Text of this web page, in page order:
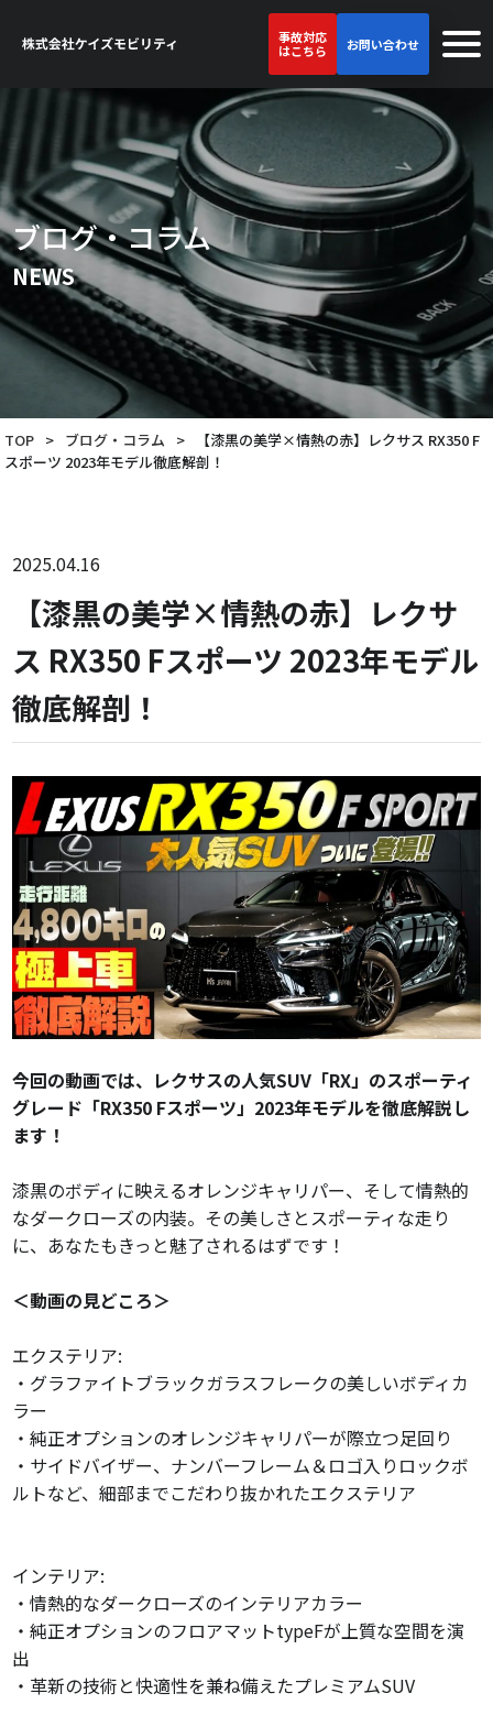
事故対応
はこちら
お問い合わせ
ブログ・コラム
NEWS
TOP > ブログ・コラム >
【漆黒の美学×情熱の赤】レクサス RX350 F
スポーツ 2023年モデル徹底解剖！
2025.04.16
【漆黒の美学×情熱の赤】レクサ
ス RX350 Fスポーツ 2023年モデル
徹底解剖！
今回の動画では、レクサスの人気SUV「RX」のスポーティ
グレード「RX350 Fスポーツ」2023年モデルを徹底解説し
ます！
漆黒のボディに映えるオレンジキャリパー、そして情熱的
なダークローズの内装。その美しさとスポーティな走り
に、あなたもきっと魅了されるはずです！
＜動画の見どころ＞
エクステリア:
・グラファイトブラックガラスフレークの美しいボディカ
ラー
・純正オプションのオレンジキャリパーが際立つ足回り
・サイドバイザー、ナンバーフレーム＆ロゴ入りロックボ
ルトなど、細部までこだわり抜かれたエクステリア
インテリア:
・情熱的なダークローズのインテリアカラー
・純正オプションのフロアマットtypeFが上質な空間を演
出
・革新の技術と快適性を兼ね備えたプレミアムSUV